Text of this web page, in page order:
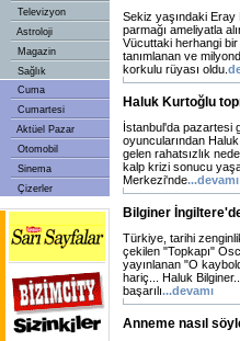
Televizyon
Astroloji
Magazin
Sağlık
Cuma
Cumartesi
Aktüel Pazar
Otomobil
Sinema
Çizerler
Sekiz yaşındaki Eray
parmağı ameliyatla
Vücuttaki herhangi bir
tanımlanan ve
korkulu rüyası oldu.
Haluk Kurtoğlu
İstanbul'da pazartesi
oyuncularından
gelen rahatsızlık
kalp krizi sonucu
Merkezi'nde...devamı
Bilginer
Türkiye, tarihi
çekilen "Topkapı"
yayınlanan "O
hariç... Haluk
başarılı...devamı
Anneme nasıl